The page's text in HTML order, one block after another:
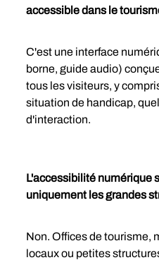
accessible dans le
C'est une interface
borne, guide audio)
tous les visiteurs, y
situation de handicap,
d'interaction.
L'accessibilité numérique
uniquement les grandes
Non. Offices de tourisme,
locaux ou petites